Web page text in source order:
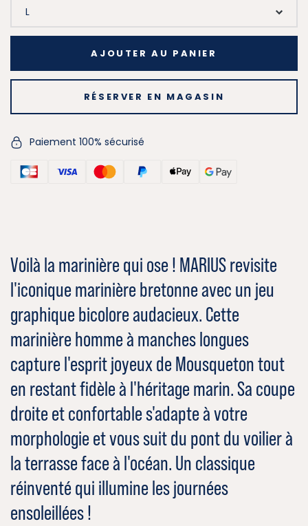
AJOUTER AU PANIER
RÉSERVER EN MAGASIN
Paiement 100% sécurisé
Voilà la marinière qui ose ! MARIUS revisite
l'iconique marinière bretonne avec un jeu
graphique bicolore audacieux. Cette
marinière homme à manches longues
capture l'esprit joyeux de Mousqueton tout
en restant fidèle à l'héritage marin. Sa coupe
droite et confortable s'adapte à votre
morphologie et vous suit du pont du voilier à
la terrasse face à l'océan. Un classique
réinventé qui illumine les journées
ensoleillées !